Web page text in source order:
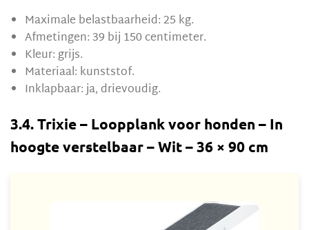
Maximale belastbaarheid: 25 kg.
Afmetingen: 39 bij 150 centimeter.
Kleur: grijs.
Materiaal: kunststof.
Inklapbaar: ja, drievoudig.
3.4. Trixie – Loopplank voor honden – In
hoogte verstelbaar – Wit – 36 × 90 cm